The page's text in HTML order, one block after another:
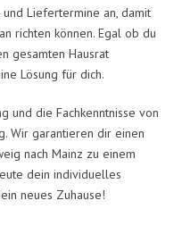
Liefertermine an, damit
richten können. Egal ob du
gesamten Hausrat
Lösung für dich.
und die Fachkenntnisse von
Wir garantieren dir einen
nach Mainz zu einem
dein individuelles
neues Zuhause!